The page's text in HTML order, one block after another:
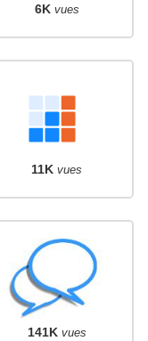
6K vues
11K vues
141K vues